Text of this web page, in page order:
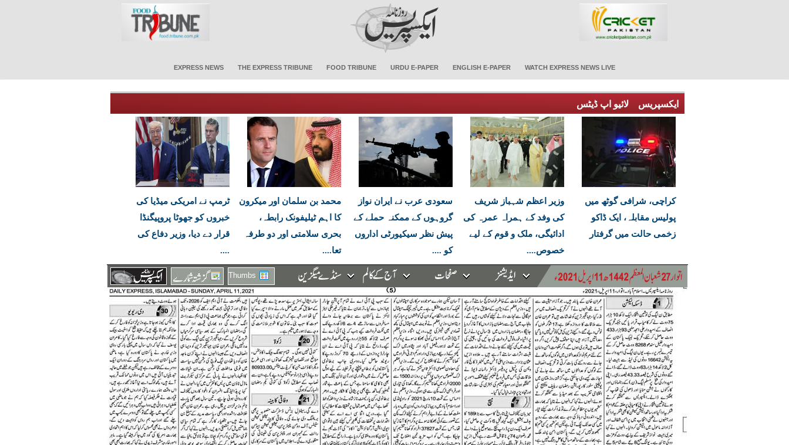
EXPRESS NEWS THE EXPRESS TRIBUNE FOOD TRIBUNE URDU E-PAPER ENGLISH E-PAPER WATCH EXPRESS NEWS LIVE
ایکسپریس لائیو اپ ڈیٹس
کراچی، شرافی گوٹھ میں
پولیس مقابلہ، ایک ڈاکو
زخمی حالت میں گرفتار
وزیر اعظم شہباز شریف
کی وفد کے ہمراہ عمرہ کی
ادائیگی، ملک و قوم کے لیے
خصوص....
سعودی عرب نے ایران نواز
گروہوں کے ممکنہ حملے کے
پیش نظر سیکیورٹی اداروں
کو ....
محمد بن سلمان اور میکرون
کا اہم ٹیلیفونک رابطہ،
بحری سلامتی اور دو طرفہ
تعا....
ٹرمپ نے امریکی میڈیا کی
خبروں کو جھوٹا پروپیگنڈا
قرار دے دیا، وزیر دفاع کی
....
Thumbs